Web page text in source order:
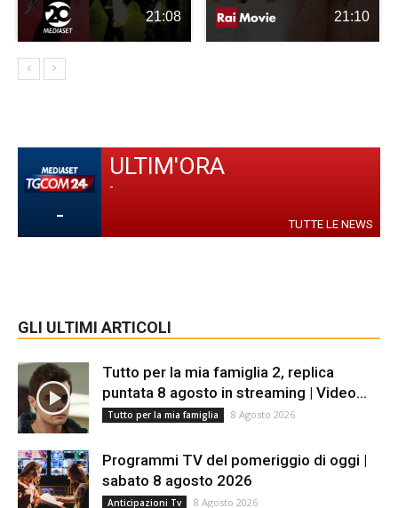
21:08 21:10
-
ULTIM'ORA
-
TUTTE LE NEWS
GLI ULTIMI ARTICOLI
Tutto per la mia famiglia 2, replica
puntata 8 agosto in streaming | Video...
Tutto per la mia famiglia 8 Agosto 2026
Programmi TV del pomeriggio di oggi |
sabato 8 agosto 2026
Anticipazioni Tv 8 Agosto 2026